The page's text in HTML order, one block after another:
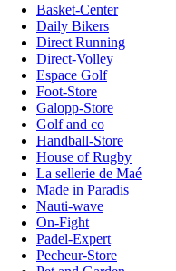
Basket-Center
Daily Bikers
Direct Running
Direct-Volley
Espace Golf
Foot-Store
Galopp-Store
Golf and co
Handball-Store
House of Rugby
La sellerie de Maé
Made in Paradis
Nauti-wave
On-Fight
Padel-Expert
Pecheur-Store